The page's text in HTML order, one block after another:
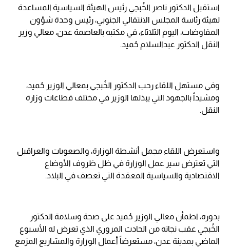
استقبل الدكتور ناصر الخُبجي رئيس الهيئة السياسية المساعدة
لهيئة رئاسة المجلس الانتقالي الجنوبي، رئيس وحدة شؤون
المفاوضات، اليوم الثلاثاء، في مكتبه بالعاصمة عدن، معالي وزير
النقل الدكتور عبدالسلام حُميد.
وفي مستهل اللقاء رحب الدكتور الخُبجي بمعالي الوزير حُميد،
ومشيداً بالجهود التي يبذلها الوزير في مختلف قطاعات وزارة
النقل.
واستعرض اللقاء مجمل أنشطة الوزارة، والصعوبات والعراقيل
التي تعترض سير عمل الوزارة في ظل ظروف الأوضاع
الاقتصادية والسياسية المعقدة التي تعصف في البلاد.
بدوره، اطمأن معالي الوزير حُميد على صحة وسلامة الدكتور
الخُبجي عقب نجاته من الحادث المروري الذي تعرض له الأسبوع
الماضي بمدينة عدن، مستعرضاً أعمال الوزارة والمشاريع المزمع